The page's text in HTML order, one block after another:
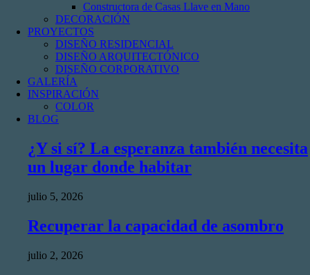
Constructora de Casas Llave en Mano
DECORACIÓN
PROYECTOS
DISEÑO RESIDENCIAL
DISEÑO ARQUITECTÓNICO
DISEÑO CORPORATIVO
GALERÍA
INSPIRACIÓN
COLOR
BLOG
¿Y si sí? La esperanza también necesita
un lugar donde habitar
julio 5, 2026
Recuperar la capacidad de asombro
julio 2, 2026